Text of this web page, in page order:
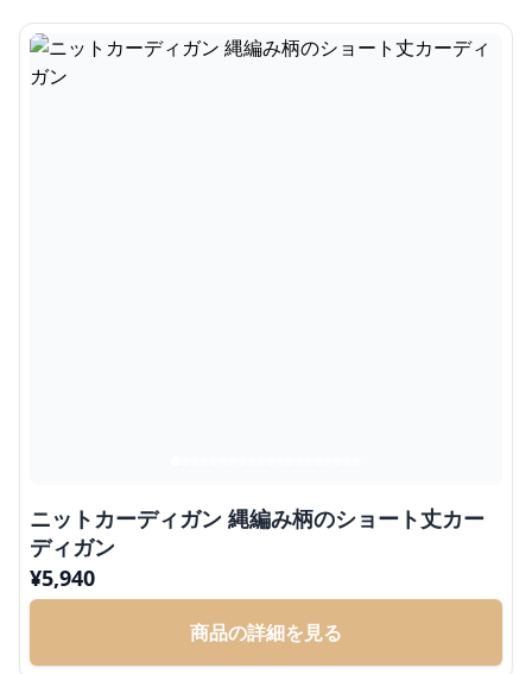
ニットカーディガン 縄編み柄のショート丈カー
ディガン
¥5,940
商品の詳細を見る